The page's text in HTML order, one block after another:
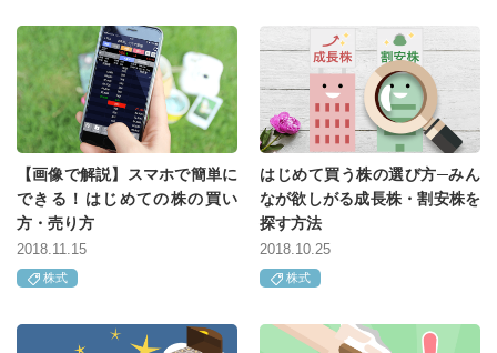
【画像で解説】スマホで簡単に
できる！はじめての株の買い
方・売り方
2018.11.15
株式
はじめて買う株の選び方─みん
なが欲しがる成長株・割安株を
探す方法
2018.10.25
株式